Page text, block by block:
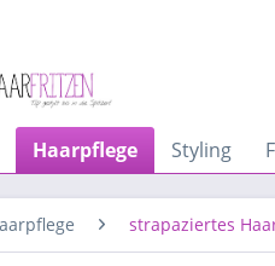
Haarpflege Styling
strapaziertes